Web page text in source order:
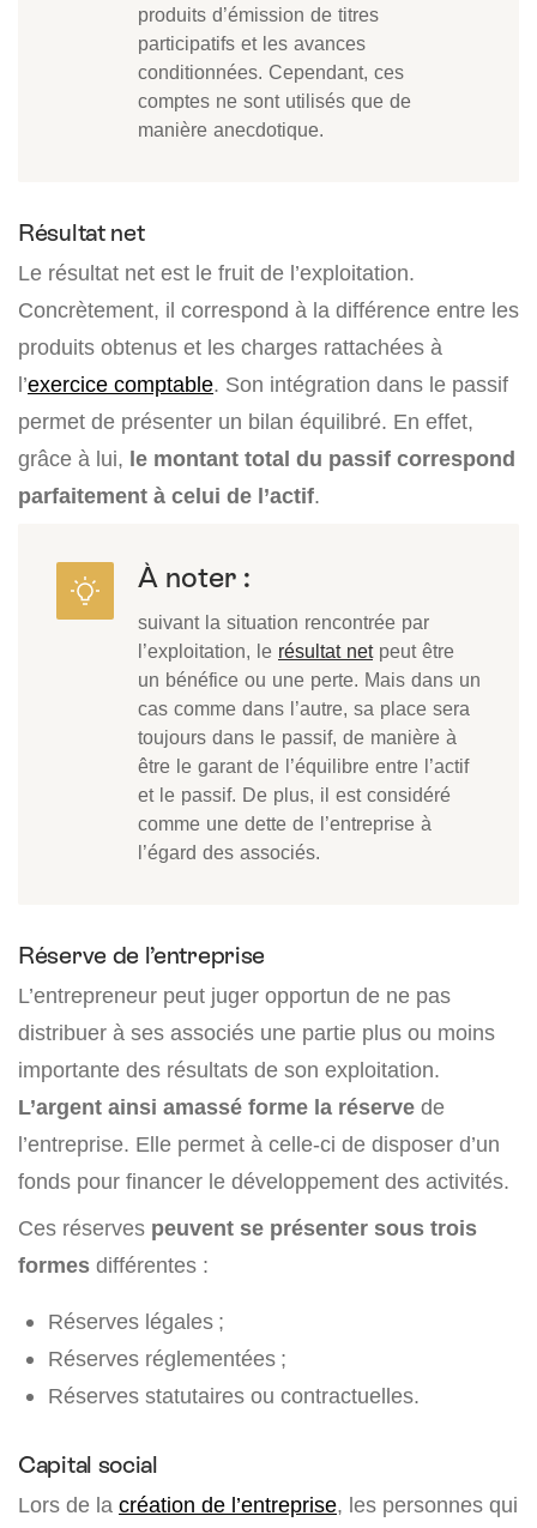
produits d’émission de titres
participatifs et les avances
conditionnées. Cependant, ces
comptes ne sont utilisés que de
manière anecdotique.
Résultat net
Le résultat net est le fruit de l’exploitation.
Concrètement, il correspond à la différence entre les
produits obtenus et les charges rattachées à
l’exercice comptable. Son intégration dans le passif
permet de présenter un bilan équilibré. En effet,
grâce à lui, le montant total du passif correspond
parfaitement à celui de l’actif.
À noter :
suivant la situation rencontrée par
l’exploitation, le résultat netpeut être
un bénéfice ou une perte. Mais dans un
cas comme dans l’autre, sa place sera
toujours dans le passif, de manière à
être le garant de l’équilibre entre l’actif
et le passif. De plus, il est considéré
comme une dette de l’entreprise à
l’égard des associés.
Réserve de l’entreprise
L’entrepreneur peut juger opportun de ne pas
distribuer à ses associés une partie plus ou moins
importante des résultats de son exploitation.
L’argent ainsi amassé forme la réserve de
l’entreprise. Elle permet à celle-ci de disposer d’un
fonds pour financer le développement des activités.
Ces réserves peuvent se présenter sous trois
formes différentes :
Réserves légales ;
Réserves réglementées ;
Réserves statutaires ou contractuelles.
Capital social
Lors de la création de l’entreprise, les personnes qui